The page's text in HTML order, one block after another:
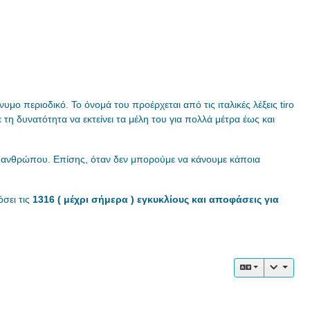
περιοδικό. Το όνομά του προέρχεται από τις ιταλικές λέξεις tiro
δυνατότητα να εκτείνει τα μέλη του για πολλά μέτρα έως και
ανθρώπου. Επίσης, όταν δεν μπορούμε να κάνουμε κάποια
τις 1316 ( μέχρι σήμερα ) εγκυκλίους και αποφάσεις για